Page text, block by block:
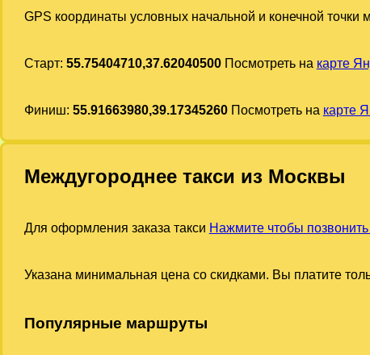
GPS координаты условных начальной и конечной точки
Старт: 55.75404710,37.62040500Посмотреть на карте
Финиш: 55.91663980,39.17345260Посмотреть на карте
Междугороднее такси из Москвы
Для оформления заказа такси Нажмите чтобы
Указана минимальная цена со скидками. Вы платите
Популярные маршруты